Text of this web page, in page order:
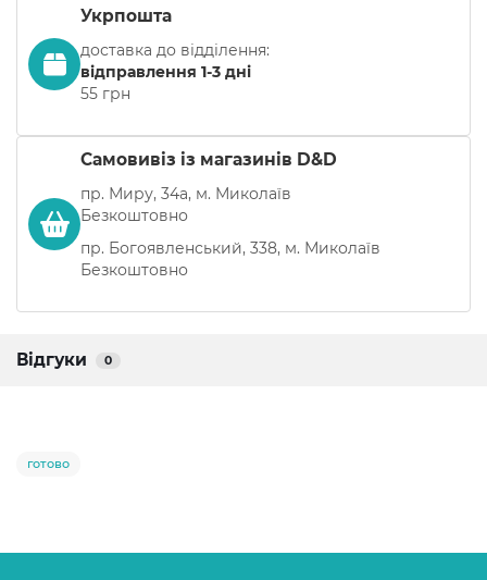
Укрпошта
доставка до відділення:
відправлення 1-3 дні
55 грн
Самовивіз із магазинів D&D
пр. Миру, 34а, м. Миколаїв
Безкоштовно
пр. Богоявленський, 338, м. Миколаїв
Безкоштовно
Відгуки 0
готово